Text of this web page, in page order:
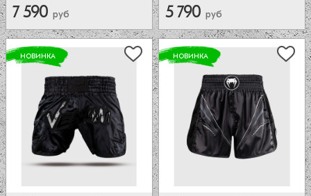
7 590 руб 5 790 руб
НОВИНКА НОВИНКА